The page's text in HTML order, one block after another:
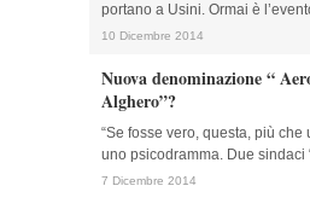
portano a Usini. Ormai è
10 Dicembre 2014
Nuova denominazione “
Alghero”?
“Se fosse vero, questa, più che
uno psicodramma. Due sindaci
7 Dicembre 2014